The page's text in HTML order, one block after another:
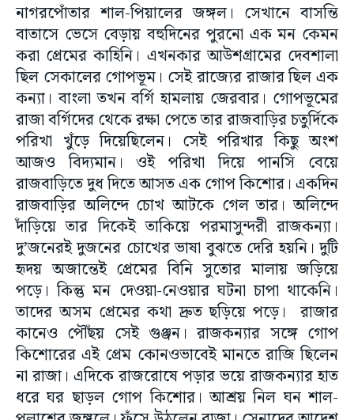
নাগরপোঁতার শাল-পিয়ালের জঙ্গল। সেখানে বাসন্তি
বাতাসে ভেসে বেড়ায় বহুদিনের পুরনো এক মন কেমন
করা প্রেমের কাহিনি। এখনকার আউশগ্রামের দেবশালা
ছিল সেকালের গোপভূম। সেই রাজ্যের রাজার ছিল এক
কন্যা। বাংলা তখন বর্গি হামলায় জেরবার। গোপভূমের
রাজা বর্গিদের থেকে রক্ষা পেতে তার রাজবাড়ির চতুর্দিকে
পরিখা খুঁড়ে দিয়েছিলেন। সেই পরিখার কিছু অংশ
আজও বিদ্যমান। ওই পরিখা দিয়ে পানসি বেয়ে
রাজবাড়িতে দুধ দিতে আসত এক গোপ কিশোর। একদিন
রাজবাড়ির অলিন্দে চোখ আটকে গেল তার। অলিন্দে
দাঁড়িয়ে তার দিকেই তাকিয়ে পরমাসুন্দরী রাজকন্যা।
দু’জনেরই দুজনের চোখের ভাষা বুঝতে দেরি হয়নি। দুটি
হৃদয় অজান্তেই প্রেমের বিনি সুতোর মালায় জড়িয়ে
পড়ে। কিন্তু মন দেওয়া-নেওয়ার ঘটনা চাপা থাকেনি।
তাদের অসম প্রেমের কথা দ্রুত ছড়িয়ে পড়ে। রাজার
কানেও পৌঁছয় সেই গুঞ্জন। রাজকন্যার সঙ্গে গোপ
কিশোরের এই প্রেম কোনওভাবেই মানতে রাজি ছিলেন
না রাজা। এদিকে রাজরোষে পড়ার ভয়ে রাজকন্যার হাত
ধরে ঘর ছাড়ল গোপ কিশোর। আশ্রয় নিল ঘন শাল-